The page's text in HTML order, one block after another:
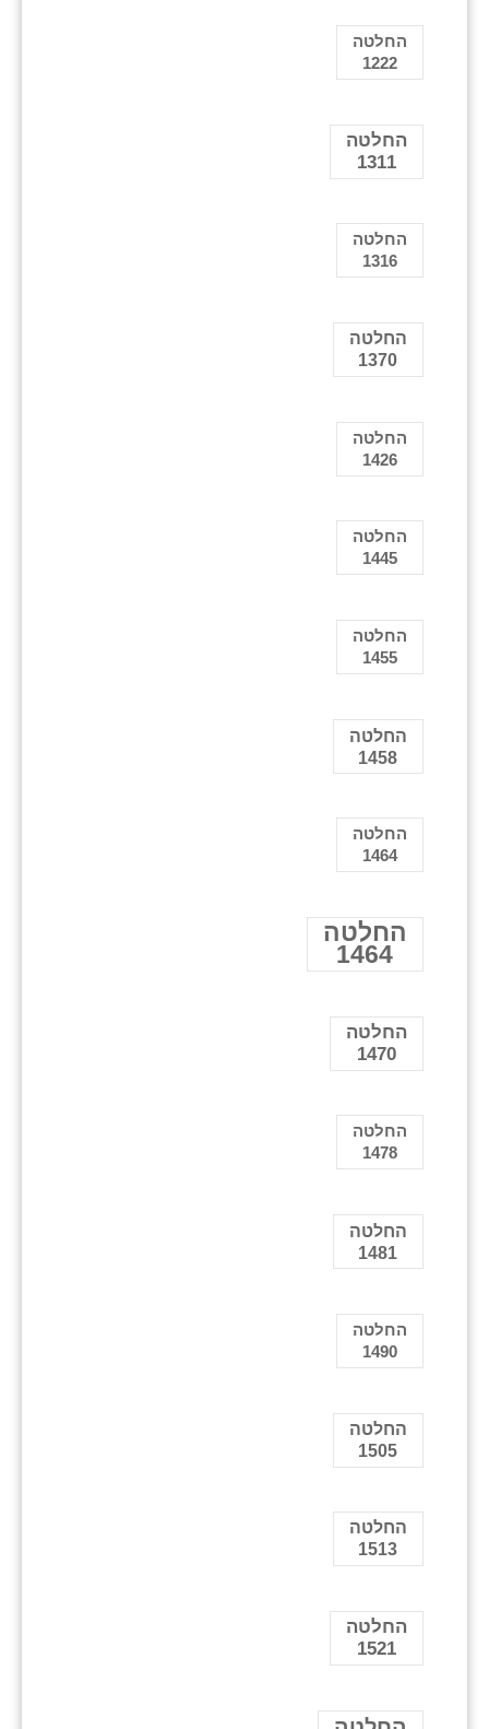
החלטה
1222
החלטה
1311
החלטה
1316
החלטה
1370
החלטה
1426
החלטה
1445
החלטה
1455
החלטה
1458
החלטה
1464
החלטה
1464
החלטה
1470
החלטה
1478
החלטה
1481
החלטה
1490
החלטה
1505
החלטה
1513
החלטה
1521